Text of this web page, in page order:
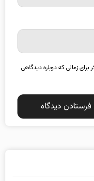
زمانی که دوباره دیدگاهی